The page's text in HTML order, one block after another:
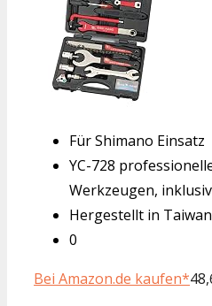
Für Shimano Einsatz
YC-728
Werkzeugen,
Hergestellt in Taiwan
0
Bei Amazon.de kaufen*